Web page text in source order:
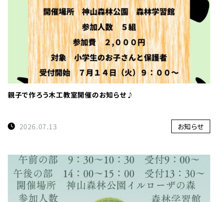
親子で作ろう木工教室開催のお知らせ♪
2026.07.13 お知らせ